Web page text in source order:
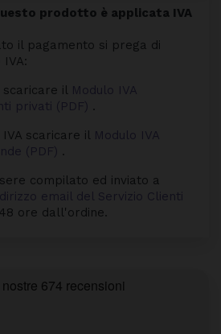
prodotto è applicata IVA
il pagamento si prega di
il Modulo IVA
privati (PDF) .
scaricare il Modulo IVA
(PDF) .
compilato ed inviato a
email del Servizio Clienti
ore dall'ordine.